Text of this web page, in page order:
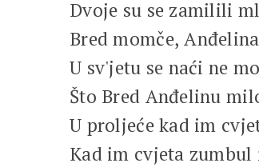
Dvoje su se zamilili
Bred momče,
U sv'jetu se naći ne
Što Bred Anđelinu
U proljeće kad im
Kad im cvjeta